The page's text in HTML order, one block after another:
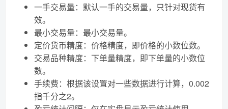
一手交易量：默认一手的交易量，只针对现货有
效。
最小交易量：最小交易量。
定价货币精度：价格精度，即价格的小数位数。
交易品种精度：下单量精度，即下单量的小数位
数。
手续费：根据该设置对一些数据进行计算，0.002
指千分之2。